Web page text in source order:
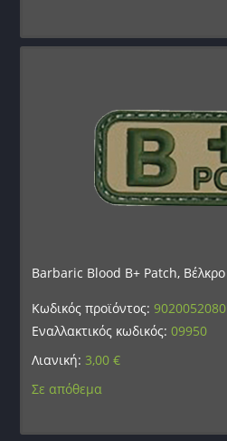
Barbaric Blood B+ Patch, Βέλκρο
Κωδικός προϊόντος:9020052080
Εναλλακτικός κωδικός:09950
Λιανική: 3,00€
Σε απόθεμα